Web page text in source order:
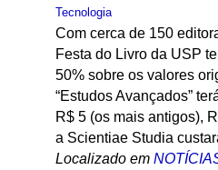
Tecnologia
Com cerca de 150
Festa do Livro da USP
50% sobre os valores
“Estudos Avançados”
R$ 5 (os mais antigos),
a Scientiae Studia
Localizado em